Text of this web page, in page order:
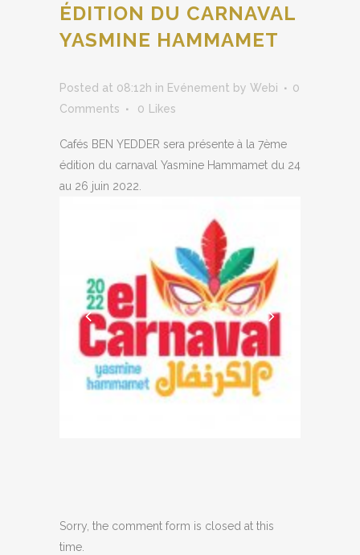
ÉDITION DU CARNAVAL
YASMINE HAMMAMET
Posted at 08:12h in Evénement by Webi
0
Comments
0 Likes
Cafés BEN YEDDER sera présente à la 7ème
édition du carnaval Yasmine Hammamet du 24
au 26 juin 2022.
Sorry, the comment form is closed at this
time.